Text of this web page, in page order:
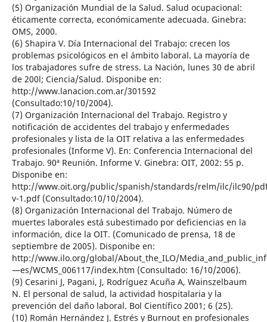
(5) Organización Mundial de la Salud. Salud ocupacional:
éticamente correcta, económicamente adecuada. Ginebra:
OMS, 2000.
(6) Shapira V. Día Internacional del Trabajo: crecen los
problemas psicológicos en el ámbito laboral. La mayoría de
los trabajadores sufre de stress. La Nación, lunes 30 de abril
de 200l; Ciencia/Salud. Disponibe en:
http://www.lanacion.com.ar/301592
(Consultado:10/10/2004).
(7) Organización Internacional del Trabajo. Registro y
notificación de accidentes del trabajo y enfermedades
profesionales y lista de la OIT relativa a las enfermedades
profesionales (Informe V). En: Conferencia Internacional del
Trabajo. 90ª Reunión. Informe V. Ginebra: OIT, 2002: 55 p.
Disponibe en:
http://www.oit.org/public/spanish/standards/relm/ilc/ilc90/
v-1.pdf (Consultado:10/10/2004).
(8) Organización Internacional del Trabajo. Número de
muertes laborales está subestimado por deficiencias en la
información, dice la OIT. (Comunicado de prensa, 18 de
septiembre de 2005). Disponibe en:
http://www.ilo.org/global/About_the_ILO/
—es/WCMS_006117/index.htm (Consultado: 16/10/2006).
(9) Cesarini J, Pagani, J, Rodríguez Acuña A, Wainszelbaum
N. El personal de salud, la actividad hospitalaria y la
prevención del daño laboral. Bol Científico 2001; 6 (25).
(10) Román Hernández J. Estrés y Burnout en profesionales